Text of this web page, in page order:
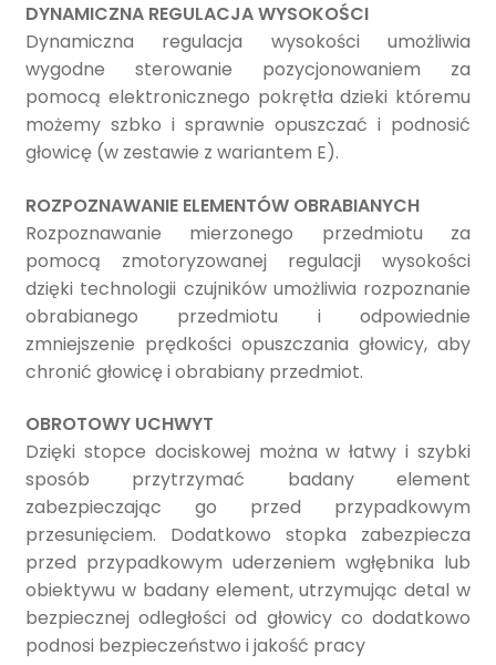
DYNAMICZNA REGULACJA WYSOKOŚCI
Dynamiczna regulacja wysokości umożliwia
wygodne sterowanie pozycjonowaniem za
pomocą elektronicznego pokrętła dzieki któremu
możemy szbko i sprawnie opuszczać i podnosić
głowicę (w zestawie z wariantem E).
ROZPOZNAWANIE ELEMENTÓW OBRABIANYCH
Rozpoznawanie mierzonego przedmiotu za
pomocą zmotoryzowanej regulacji wysokości
dzięki technologii czujników umożliwia rozpoznanie
obrabianego przedmiotu i odpowiednie
zmniejszenie prędkości opuszczania głowicy, aby
chronić głowicę i obrabiany przedmiot.
OBROTOWY UCHWYT
Dzięki stopce dociskowej można w łatwy i szybki
sposób przytrzymać badany element
zabezpieczając go przed przypadkowym
przesunięciem. Dodatkowo stopka zabezpiecza
przed przypadkowym uderzeniem wgłębnika lub
obiektywu w badany element, utrzymując detal w
bezpiecznej odległości od głowicy co dodatkowo
podnosi bezpieczeństwo i jakość pracy